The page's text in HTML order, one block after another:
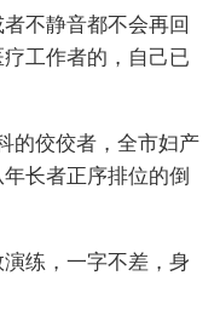
不静音都不会再回
工作者的，自己已
的佼佼者，全市妇产
长者正序排位的倒
练，一字不差，身